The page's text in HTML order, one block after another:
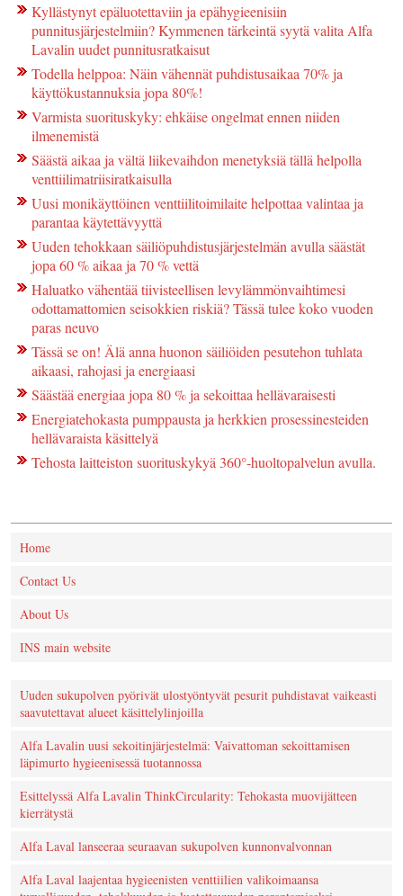
Kyllästynyt epäluotettaviin ja epähygieenisiin
punnitusjärjestelmiin? Kymmenen tärkeintä syytä valita Alfa
Lavalin uudet punnitusratkaisut
Todella helppoa: Näin vähennät puhdistusaikaa 70% ja
käyttökustannuksia jopa 80%!
Varmista suorituskyky: ehkäise ongelmat ennen niiden
ilmenemistä
Säästä aikaa ja vältä liikevaihdon menetyksiä tällä helpolla
venttiilimatriisiratkaisulla
Uusi monikäyttöinen venttiilitoimilaite helpottaa valintaa ja
parantaa käytettävyyttä
Uuden tehokkaan säiliöpuhdistusjärjestelmän avulla säästät
jopa 60 % aikaa ja 70 % vettä
Haluatko vähentää tiivisteellisen levylämmönvaihtimesi
odottamattomien seisokkien riskiä? Tässä tulee koko vuoden
paras neuvo
Tässä se on! Älä anna huonon säiliöiden pesutehon tuhlata
aikaasi, rahojasi ja energiaasi
Säästää energiaa jopa 80 % ja sekoittaa hellävaraisesti
Energiatehokasta pumppausta ja herkkien prosessinesteiden
hellävaraista käsittelyä
Tehosta laitteiston suorituskykyä 360°-huoltopalvelun avulla.
Home
Contact Us
About Us
INS main website
Uuden sukupolven pyörivät ulostyöntyvät pesurit puhdistavat vaikeasti
saavutettavat alueet käsittelylinjoilla
Alfa Lavalin uusi sekoitinjärjestelmä: Vaivattoman sekoittamisen
läpimurto hygieenisessä tuotannossa
Esittelyssä Alfa Lavalin ThinkCircularity: Tehokasta muovijätteen
kierrätystä
Alfa Laval lanseeraa seuraavan sukupolven kunnonvalvonnan
Alfa Laval laajentaa hygieenisten venttiilien valikoimaansa